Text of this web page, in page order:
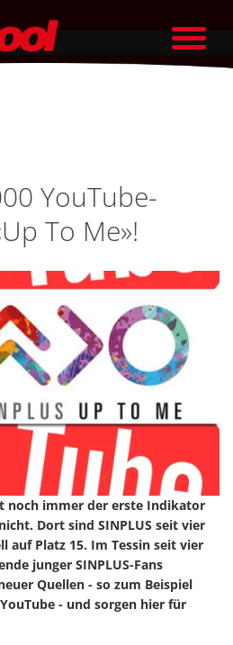
YouTube-
To Me»!
noch immer der erste Indikator
Dort sind SINPLUS seit vier
auf Platz 15. Im Tessin seit vier
junger SINPLUS-Fans
Quellen - so zum Beispiel
- und sorgen hier für